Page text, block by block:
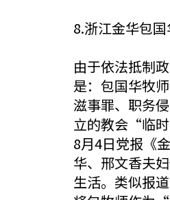
8.浙江金华包
由于依法抵制
是：包国华牧
滋事罪、职务
立的教会“临时
8月4日党报《
华、邢文香夫
生活。类似报